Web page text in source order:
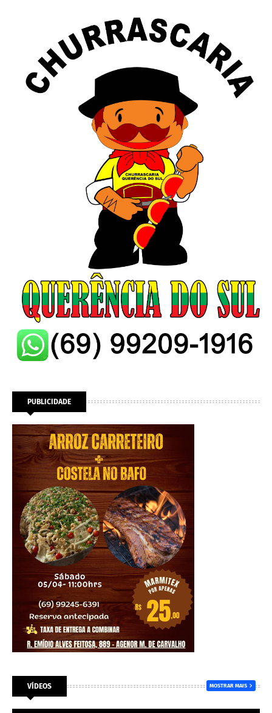
PUBLICIDADE
VÍDEOS MOSTRAR MAIS